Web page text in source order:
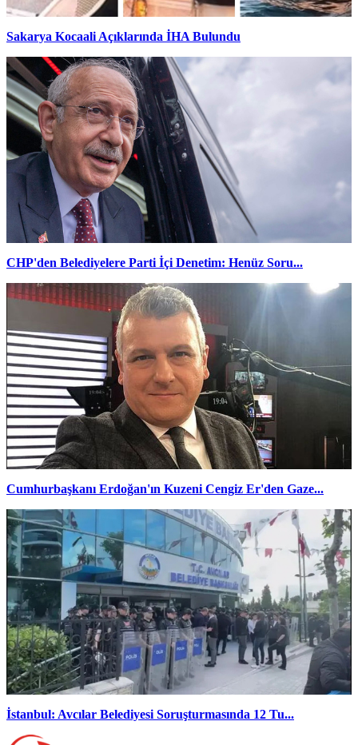
Sakarya Kocaali Açıklarında İHA Bulundu
CHP'den Belediyelere Parti İçi Denetim: Henüz Soru...
Cumhurbaşkanı Erdoğan'ın Kuzeni Cengiz Er'den Gaze...
İstanbul: Avcılar Belediyesi Soruşturmasında 12 Tu...